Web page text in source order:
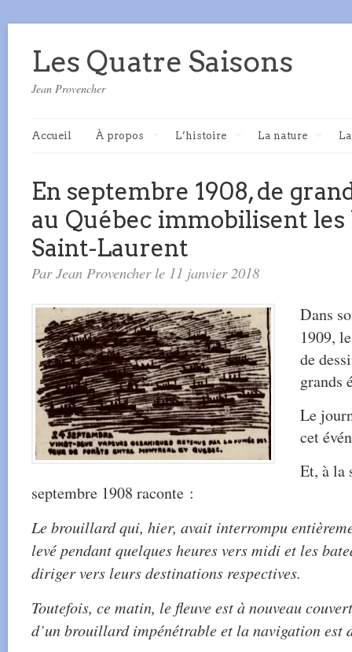
Les Quatre Saisons
Jean Provencher
Accueil À propos L’histoire La nature
En septembre 1908, de
au Québec immobilisent
Saint-Laurent
Par Jean Provencher le 11 janvier 2018
Dans
1909,
de
grands
Le
cet
Et, à la
septembre 1908 raconte :
Le brouillard qui, hier, avait interrompu
levé pendant quelques heures vers midi et les
diriger vers leurs destinations respectives.
Toutefois, ce matin, le fleuve est à nouveau
d’un brouillard impénétrable et la navigation est